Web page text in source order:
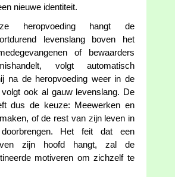
nieuwe identiteit.
heropvoeding hangt de
levenslang boven het
of bewaarders
volgt automatisch
na de heropvoeding weer in de
ook al gauw levenslang. De
dus de keuze: Meewerken en
of de rest van zijn leven in
Het feit dat een
zijn hoofd hangt, zal de
motiveren om zichzelf te